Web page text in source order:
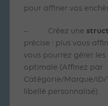
pour affiner vos
– Créez une
précise : plus vous
vous pourrez gérer les
optimale (Affinez par
Catégorie/Marque/
libellé personnalisé).